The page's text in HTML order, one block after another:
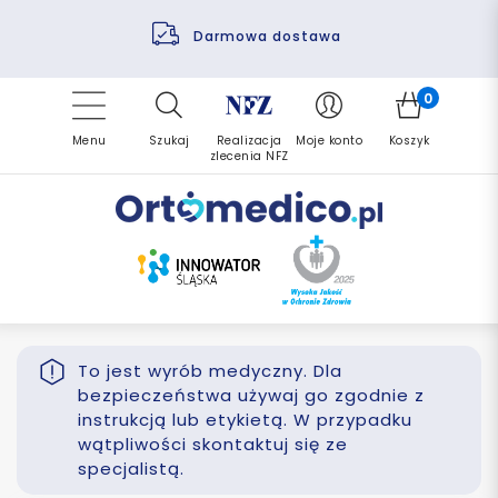
Darmowa dostawa
Pomoc fizjoterapeuty
Finansowanie PFRON
Refundacja NFZ
Zrealizuj zlecenie ponownie
Menu Szukaj
Realizacja
zlecenia NFZ
Moje konto
0
Koszyk
To jest wyrób medyczny. Dla
bezpieczeństwa używaj go zgodnie z
instrukcją lub etykietą. W przypadku
wątpliwości skontaktuj się ze
specjalistą.